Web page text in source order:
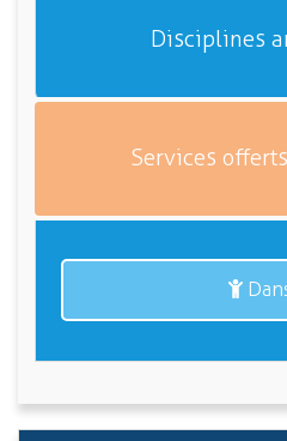
Disciplines
Services